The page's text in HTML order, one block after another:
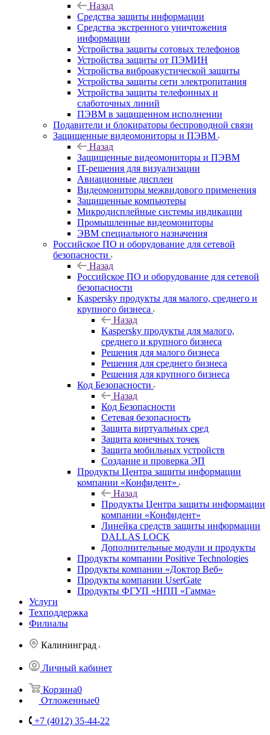
Назад
Средства защиты информации
Средства экстренного уничтожения
информации
Устройства защиты сотовых телефонов
Устройства защиты от ПЭМИН
Устройства виброакустической защиты
Устройства защиты сети электропитания
Устройства защиты телефонных и
слаботочных линий
ПЭВМ в защищенном исполнении
Подавители и блокираторы беспроводной связи
Защищенные видеомониторы и ПЭВМ
Назад
Защищенные видеомониторы и ПЭВМ
IT-решения для визуализации
Авиационные дисплеи
Видеомониторы межвидового применения
Защищенные компьютеры
Микродисплейные системы индикации
Промышленные видеомониторы
ЭВМ специального назначения
Российское ПО и оборудование для сетевой
безопасности
Назад
Российское ПО и оборудование для сетевой
безопасности
Kaspersky продукты для малого, среднего и
крупного бизнеса
Назад
Kaspersky продукты для малого,
среднего и крупного бизнеса
Решения для малого бизнеса
Решения для среднего бизнеса
Решения для крупного бизнеса
Код Безопасности
Назад
Код Безопасности
Сетевая безопасность
Защита виртуальных сред
Защита конечных точек
Защита мобильных устройств
Создание и проверка ЭП
Продукты Центра защиты информации
компании «Конфидент»
Назад
Продукты Центра защиты информации
компании «Конфидент»
Линейка средств защиты информации
DALLAS LOCK
Дополнительные модули и продукты
Продукты компании Positive Technologies
Продукты компании «Доктор Веб»
Продукты компании UserGate
Продукты ФГУП «НПП «Гамма»
Услуги
Техподдержка
Филиалы
Калининград
Личный кабинет
Корзина0
Отложенные0
+7 (4012) 35-44-22